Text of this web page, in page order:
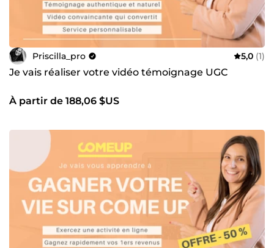
Priscilla_pro 5,0 (1)
Je vais réaliser votre vidéo témoignage UGC
À partir de 188,06 $US